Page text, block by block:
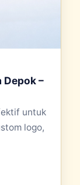
Depok –
untuk
logo,